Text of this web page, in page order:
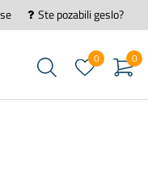
Ste pozabili geslo?
0
0